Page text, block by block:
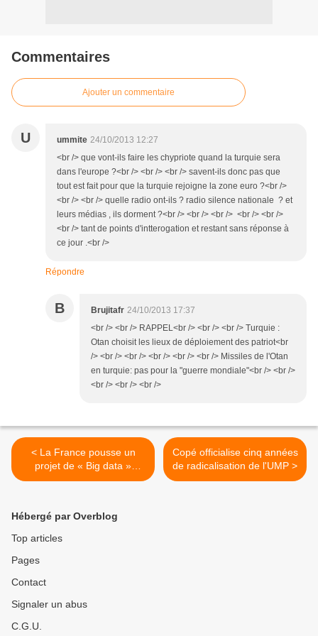
Commentaires
Ajouter un commentaire
U ummite 24/10/2013 12:27
<br /> que vont-ils faire les chypriote quand la turquie sera
dans l'europe ?<br /> <br /> <br /> savent-ils donc pas que
tout est fait pour que la turquie rejoigne la zone euro ?<br />
<br /> <br /> quelle radio ont-ils ? radio silence nationale ? et
leurs médias , ils dorment ?<br /> <br /> <br /> <br /> <br />
<br /> tant de points d'intterogation et restant sans réponse à
ce jour .<br />
Répondre
B Brujitafr 24/10/2013 17:37
<br /> <br /> RAPPEL<br /> <br /> <br /> Turquie :
Otan choisit les lieux de déploiement des patriot<br
/> <br /> <br /> <br /> <br /> <br /> Missiles de l'Otan
en turquie: pas pour la "guerre mondiale"<br /> <br />
<br /> <br /> <br />
< La France pousse un
projet de « Big data »
européen à Bruxelles
Copé officialise cinq années
de radicalisation de l'UMP >
Hébergé par Overblog
Top articles
Pages
Contact
Signaler un abus
C.G.U.